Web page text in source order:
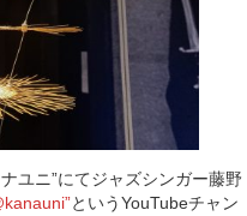
ユニ”にてジャズシンガー藤野
というYouTubeチャン